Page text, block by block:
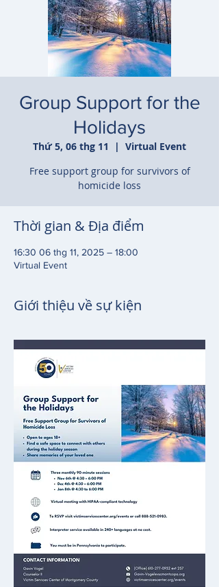
Group Support for the
Holidays
Thứ 5, 06 thg 11
  |
Virtual Event
Free support group for survivors of
homicide loss
Thời gian & Địa điểm
16:30 06 thg 11, 2025 – 18:00
Virtual Event
Giới thiệu về sự kiện